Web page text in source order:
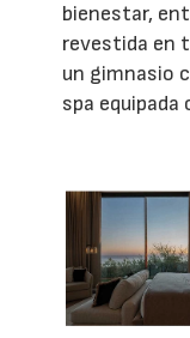
bienestar,
revestida en
un gimnasio
spa equipada